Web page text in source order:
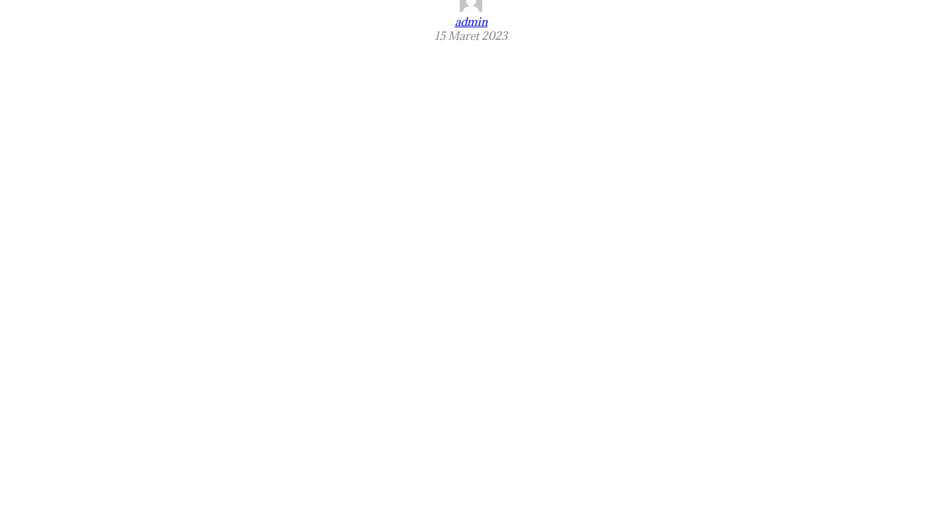
admin
15 Maret 2023